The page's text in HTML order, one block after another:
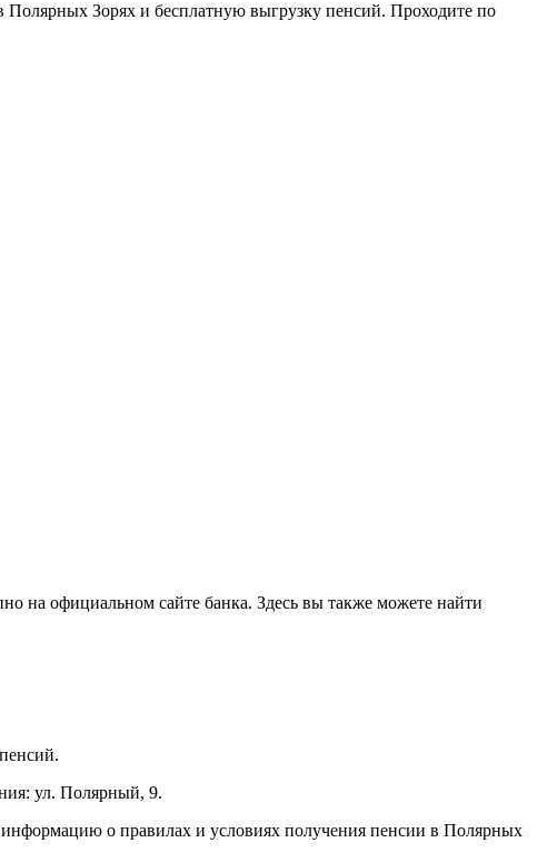
Полярных Зорях и бесплатную выгрузку пенсий. Проходите по
на официальном сайте банка. Здесь вы также можете найти
ул. Полярный, 9.
информацию о правилах и условиях получения пенсии в Полярных